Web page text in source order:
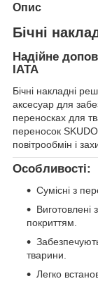
Опис
Бічні
Надійне
IATA
Бічні накладні
аксесуар для
переносках для
переносок
повітрообмін і
Особливості:
Сумісні з
Виготовлені
покриттям.
тварини.
Легко